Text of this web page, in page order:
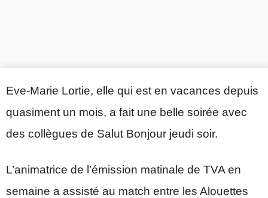
Eve-Marie Lortie, elle qui est en vacances depuis
quasiment un mois, a fait une belle soirée avec
des collègues de Salut Bonjour jeudi soir.
L’animatrice de l’émission matinale de TVA en
semaine a assisté au match entre les Alouettes